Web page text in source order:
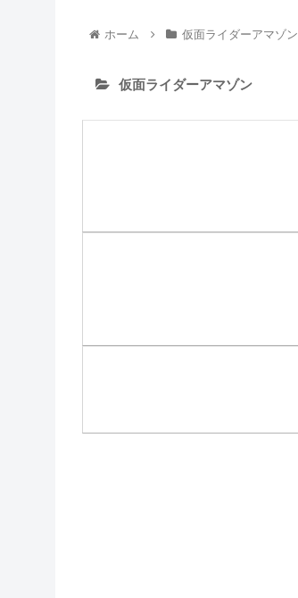
ホーム 仮面ライダーアマゾン
仮面ライダーアマゾン